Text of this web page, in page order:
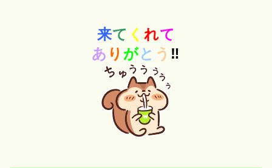
来て く れて
あ り がと う ‼